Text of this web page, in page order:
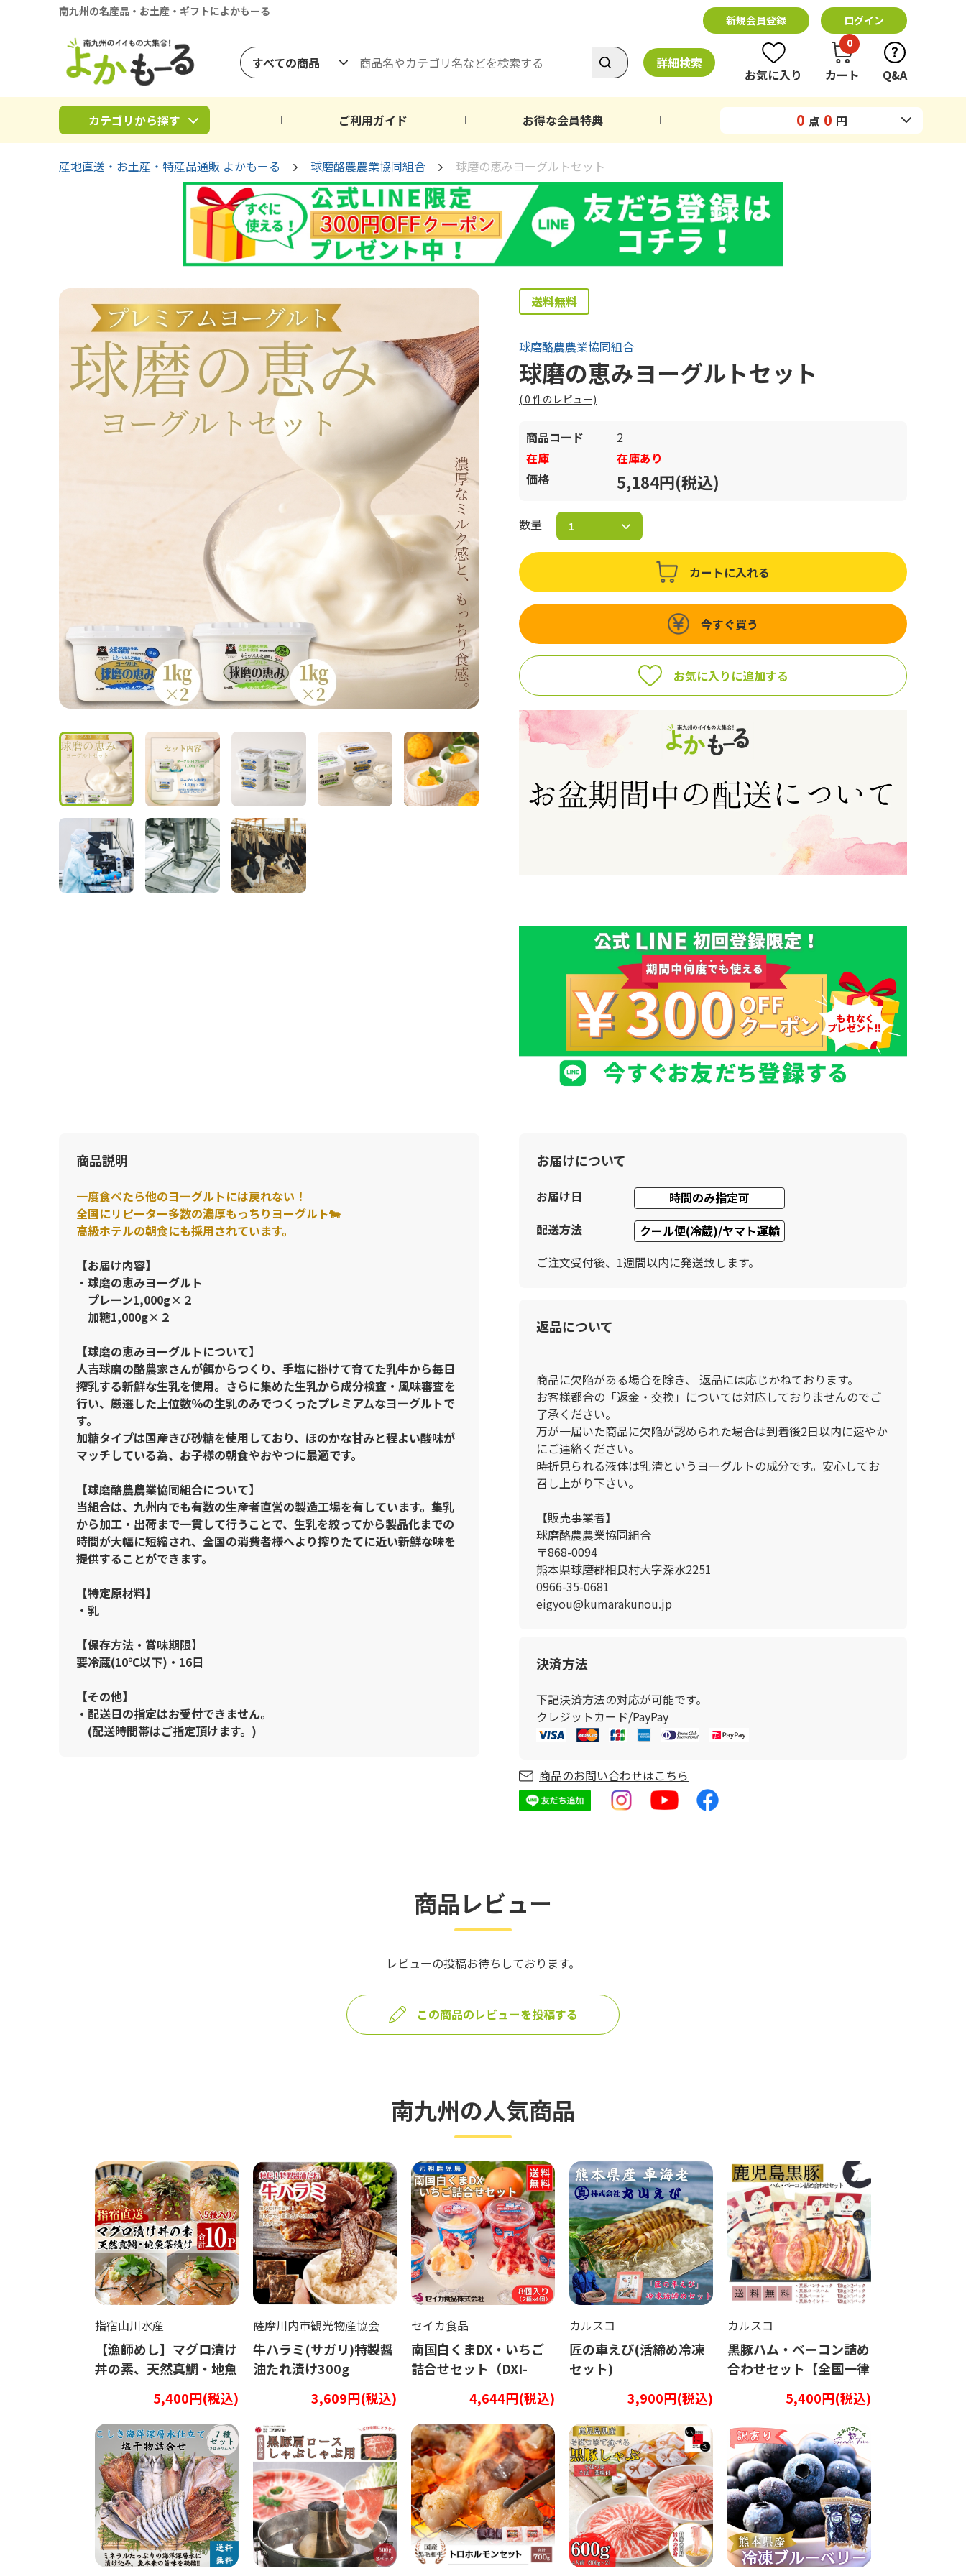
新規会員登録 ログイン
南九州の名産品・お土産・ギフトによかもーる
すべての商品 詳細検索
お気に入り
0
カート Q&A
カテゴリから探す ご利用ガイド お得な会員特典 0 点 0 円
産地直送・お土産・特産品通販 よかもーる 球磨酪農農業協同組合 球磨の恵みヨーグルトセット
送料無料
球磨酪農農業協同組合
球磨の恵みヨーグルトセット
(0 件のレビュー)
商品コード
2
在庫
在庫あり
価格
5,184円(税込)
数量
カートに入れる
今すぐ買う
お気に入りに追加する
商品説明
一度食べたら他のヨーグルトには戻れない！
全国にリピーター多数の濃厚もっちりヨーグルト🐄
高級ホテルの朝食にも採用されています。
【お届け内容】
・球磨の恵みヨーグルト
プレーン1,000g×２
加糖1,000g×２
【球磨の恵みヨーグルトについて】
人吉球磨の酪農家さんが餌からつくり、手塩に掛けて育てた乳牛から毎日
搾乳する新鮮な生乳を使用。さらに集めた生乳から成分検査・風味審査を
行い、厳選した上位数％の生乳のみでつくったプレミアムなヨーグルトで
す。
加糖タイプは国産きび砂糖を使用しており、ほのかな甘みと程よい酸味が
マッチしている為、お子様の朝食やおやつに最適です。
【球磨酪農農業協同組合について】
当組合は、九州内でも有数の生産者直営の製造工場を有しています。集乳
から加工・出荷まで一貫して行うことで、生乳を絞ってから製品化までの
時間が大幅に短縮され、全国の消費者様へより搾りたてに近い新鮮な味を
提供することができます。
【特定原材料】
・乳
【保存方法・賞味期限】
要冷蔵(10℃以下)・16日
【その他】
・配送日の指定はお受付できません。
(配送時間帯はご指定頂けます。)
お届けについて
お届け日
時間のみ指定可
配送方法
クール便(冷蔵)/ヤマト運輸
ご注文受付後、1週間以内に発送致します。
返品について
商品に欠陥がある場合を除き、 返品には応じかねております。
お客様都合の「返金・交換」については対応しておりませんのでご
了承ください。
万が一届いた商品に欠陥が認められた場合は到着後2日以内に速やか
にご連絡ください。
時折見られる液体は乳清というヨーグルトの成分です。安心してお
召し上がり下さい。
【販売事業者】
球磨酪農農業協同組合
〒868-0094
熊本県球磨郡相良村大字深水2251
0966-35-0681
eigyou@kumarakunou.jp
決済方法
下記決済方法の対応が可能です。
クレジットカード/PayPay
商品のお問い合わせはこちら
商品レビュー
レビューの投稿お待ちしております。
この商品のレビューを投稿する
南九州の人気商品
指宿山川水産
【漁師めし】マグロ漬け
丼の素、天然真鯛・地魚
茶漬け5種類10Pセット
5,400円(税込)
薩摩川内市観光物産協会
牛ハラミ(サガリ)特製醤
油たれ漬け300g
3,609円(税込)
セイカ食品
南国白くまDX・いちご
詰合せセット（DXI-
4,644円(税込)
カルスコ
匠の車えび(活締め冷凍
セット)
3,900円(税込)
カルスコ
黒豚ハム・ベーコン詰め
合わせセット【全国⼀律
5,400円(税込)